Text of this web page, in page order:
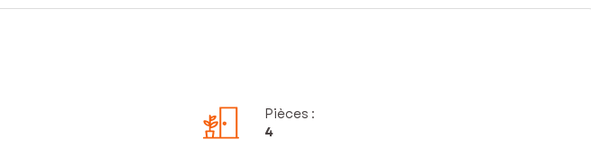
Pièces :
4